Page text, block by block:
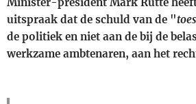
uitspraak dat de schuld van de "
de politiek en niet aan de bij de
werkzame ambtenaren, aan het